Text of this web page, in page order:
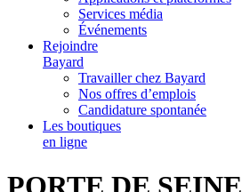
Services média
Événements
Rejoindre
Bayard
Travailler chez Bayard
Nos offres d’emplois
Candidature spontanée
Les boutiques
en ligne